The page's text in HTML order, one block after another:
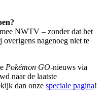
NWTV – zonder dat het
nagenoeg niet te
Pokémon GO-nieuws via
naar de laatste
dan onze speciale pagina!